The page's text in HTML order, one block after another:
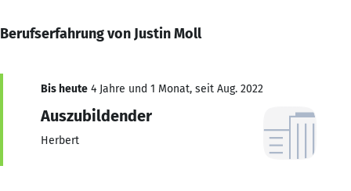
Berufserfahrung von Justin Moll
Bis heute 4 Jahre und 1 Monat, seit Aug. 2022
Auszubildender
Herbert